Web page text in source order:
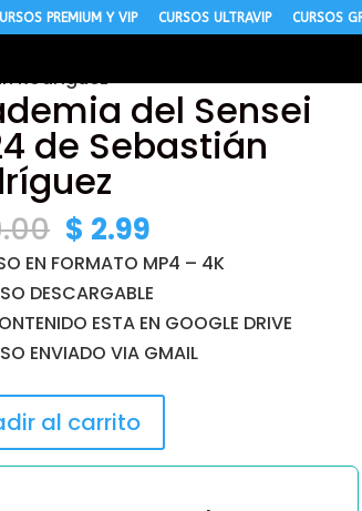
PREMIUM Y VIP CURSOS ULTRAVIP CURSOS
Rodríguez
del Sensei
de Sebastián
El
precio
original
era:
$ 49.00.
$ 2.99
precio
actual
es:
$ 2.99.
EN FORMATO MP4 – 4K
DESCARGABLE
ESTA EN GOOGLE DRIVE
ENVIADO VIA GMAIL
al carrito